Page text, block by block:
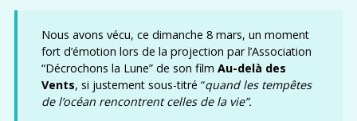
Nous avons vécu, ce dimanche 8 mars, un moment
fort d’émotion lors de la projection par l’Association
“Décrochons la Lune” de son filmAu-delà des
Vents, si justement sous-titré “quand les tempêtes
de l’océan rencontrent celles de la vie”.